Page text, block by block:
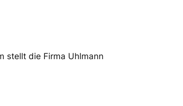
stellt die Firma Uhlmann